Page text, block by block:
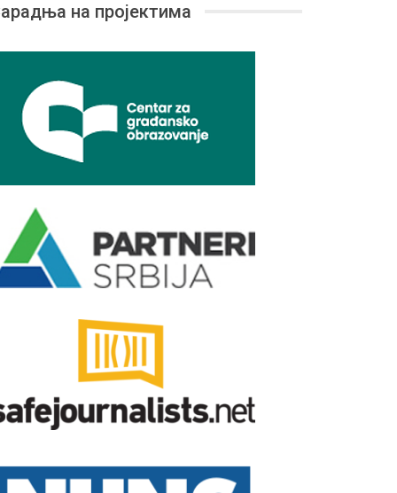
на пројектима